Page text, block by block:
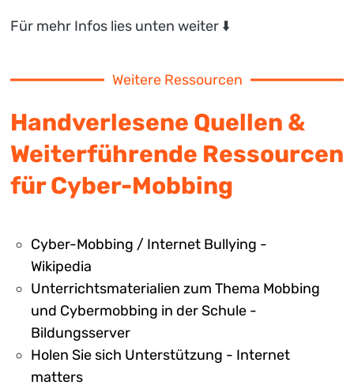
Für mehr Infos lies unten weiter ⬇️
Weitere Ressourcen
Handverlesene Quellen &
Weiterführende Ressourcen
für Cyber-Mobbing
Cyber-Mobbing / Internet Bullying -
Wikipedia
Unterrichtsmaterialien zum Thema Mobbing
und Cybermobbing in der Schule -
Bildungsserver
Holen Sie sich Unterstützung - Internet
matters